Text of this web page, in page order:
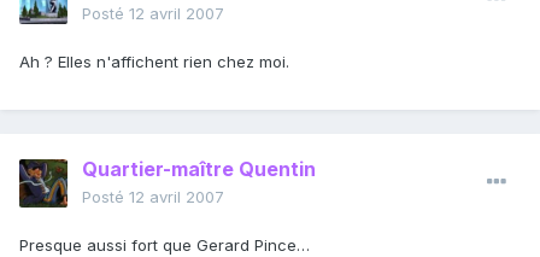
Posté 12 avril 2007
Ah ? Elles n'affichent rien chez moi.
Quartier-maître Quentin
Posté 12 avril 2007
Presque aussi fort que Gerard Pince…